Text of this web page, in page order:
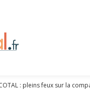
: pleins feux sur la